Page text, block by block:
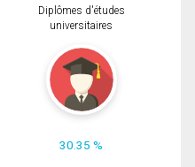
Diplômes d'études
universitaires
30.35 %